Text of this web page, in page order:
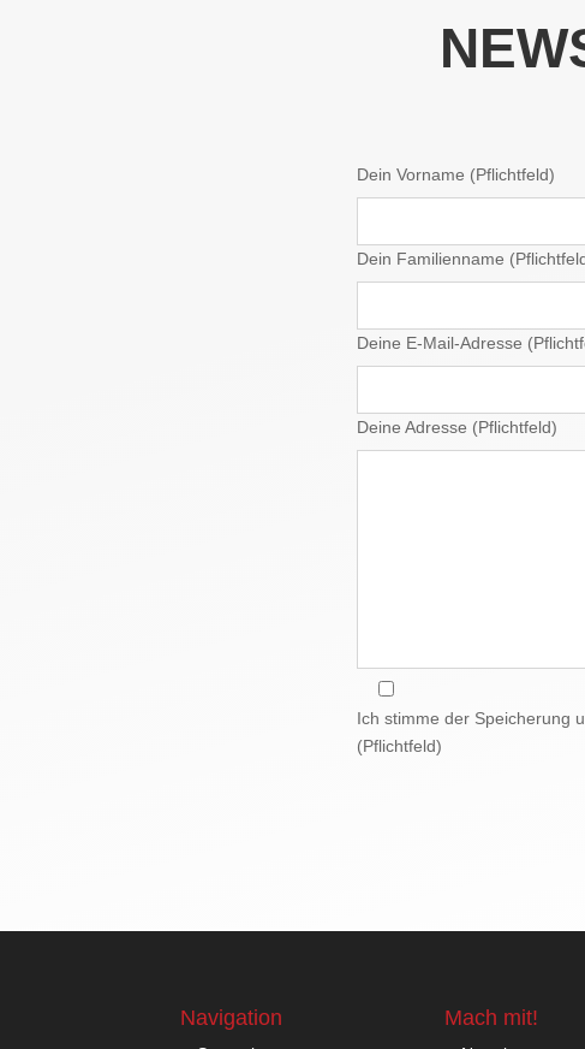
Dein Vorname (Pflichtfeld)
Dein Familienname
Deine E-Mail-Adresse
Deine Adresse (Pflichtfeld)
Ich stimme der Speicherung
(Pflichtfeld)
Navigation Mach mit!